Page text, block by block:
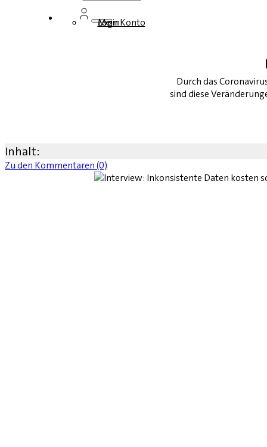
Login
Mein Konto
Durch das
sind diese
Inhalt:
Zu den Kommentaren (0)